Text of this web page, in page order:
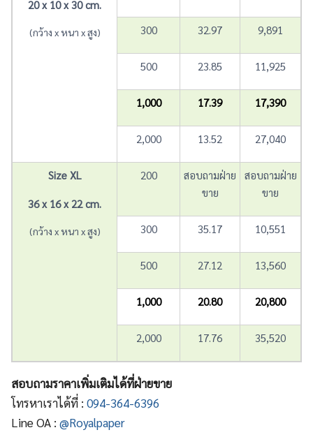
20 x 10 x 30 cm.
(กว้าง x หนา x สูง) 300 32.97 9,891
500 23.85 11,925
1,000 17.39 17,390
2,000 13.52 27,040
Size XL
36 x 16 x 22 cm.
(กว้าง x หนา x สูง)
200
สอบถามฝ่าย
ขาย
สอบถามฝ่าย
ขาย
300 35.17 10,551
500 27.12 13,560
1,000 20.80 20,800
2,000 17.76 35,520
สอบถามราคาเพิ่มเติมได้ที่ฝ่ายขาย
โทรหาเราได้ที่ : 094-364-6396
Line OA : @Royalpaper